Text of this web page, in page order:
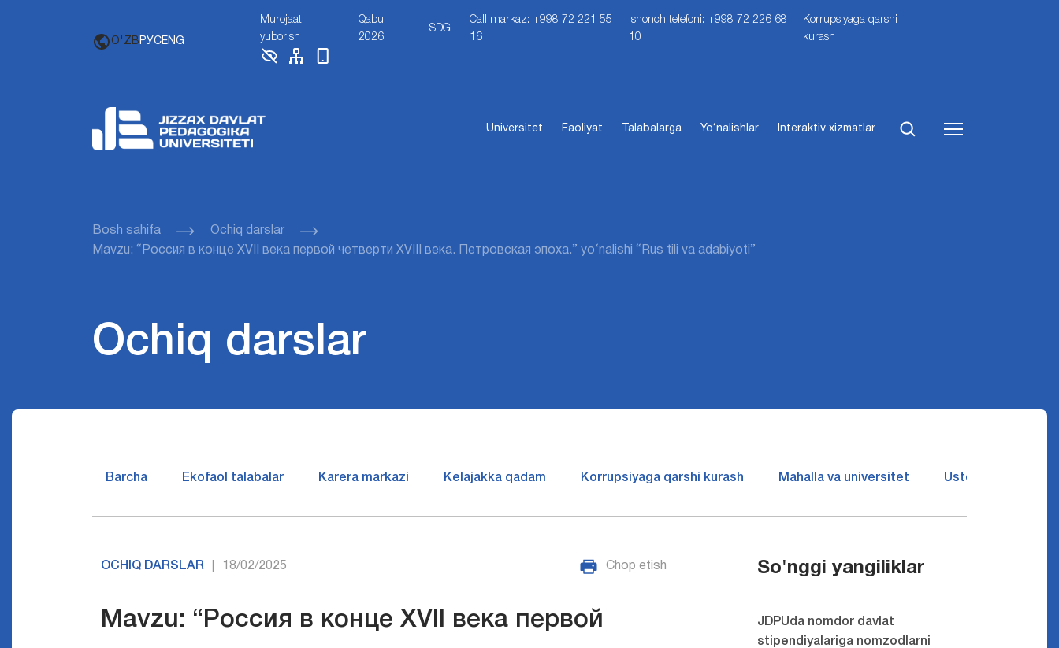
O'ZB РУСENG
Murojaat
yuborish
Qabul
2026
SDG
Call markaz: +998 72 221 55
16
Ishonch telefoni: +998 72 226 68
10
Korrupsiyaga qarshi
kurash
Universitet Faoliyat Talabalarga Yo‘nalishlar Interaktiv xizmatlar
Bosh sahifa
Ochiq darslar
Mavzu: “Россия в конце XVII века первой четверти XVIII века. Петровская эпоха.” yo‘nalishi “Rus tili va adabiyoti”
Ochiq darslar
Barcha Ekofaol talabalar Karera markazi Kelajakka qadam Korrupsiyaga qarshi kurash Mahalla va universitet Ustozlar suhbatin
OCHIQ DARSLAR 18/02/2025 Chop etish
Mavzu: “Россия в конце XVII века первой
So'nggi yangiliklar
JDPUda nomdor davlat
stipendiyalariga nomzodlarni